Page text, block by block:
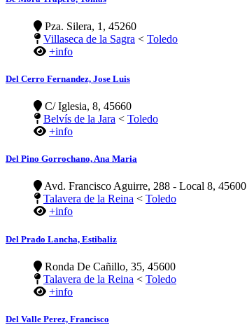
Pza. Silera, 1, 45260
Villaseca de la Sagra < Toledo
+info
Del Cerro Fernandez, Jose Luis
C/ Iglesia, 8, 45660
Belvís de la Jara < Toledo
+info
Del Pino Gorrochano, Ana Maria
Avd. Francisco Aguirre, 288 - Local 8, 45600
Talavera de la Reina < Toledo
+info
Del Prado Lancha, Estibaliz
Ronda De Cañillo, 35, 45600
Talavera de la Reina < Toledo
+info
Del Valle Perez, Francisco